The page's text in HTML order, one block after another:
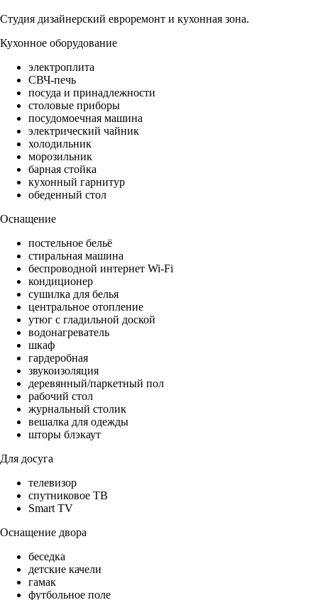
Студия дизайнерский евроремонт и кухонная зона.
Кухонное оборудование
электроплита
СВЧ-печь
посуда и принадлежности
столовые приборы
посудомоечная машина
электрический чайник
холодильник
морозильник
барная стойка
кухонный гарнитур
обеденный стол
Оснащение
постельное бельё
стиральная машина
беспроводной интернет Wi-Fi
кондиционер
сушилка для белья
центральное отопление
утюг с гладильной доской
водонагреватель
шкаф
гардеробная
звукоизоляция
деревянный/паркетный пол
рабочий стол
журнальный столик
вешалка для одежды
шторы блэкаут
Для досуга
телевизор
спутниковое ТВ
Smart TV
Оснащение двора
беседка
детские качели
гамак
футбольное поле